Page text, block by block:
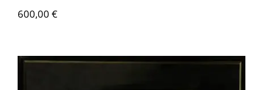
600,00 €